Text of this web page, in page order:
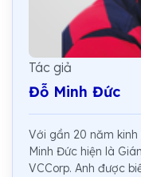
Tác giả
Đỗ Minh Đức
Với gần 20 năm
Minh Đức hiện là
VCCorp. Anh được